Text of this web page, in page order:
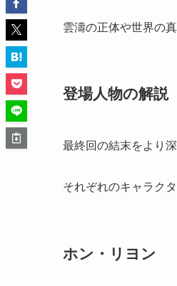
雲濤の正体や世界の
登場人物の解説
最終回の結末をより
それぞれのキャラク
ホン・リヨン